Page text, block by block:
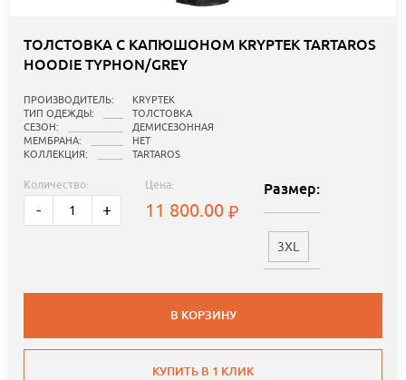
ТОЛСТОВКА С КАПЮШОНОМ KRYPTEK TARTAROS
HOODIE TYPHON/GREY
ПРОИЗВОДИТЕЛЬ:
KRYPTEK
ТИП ОДЕЖДЫ:
ТОЛСТОВКА
СЕЗОН:
ДЕМИСЕЗОННАЯ
МЕМБРАНА:
НЕТ
КОЛЛЕКЦИЯ:
TARTAROS
Количество:
- +
Цена:
11 800.00
Размер:
3XL
В КОРЗИНУ
КУПИТЬ В 1 КЛИК